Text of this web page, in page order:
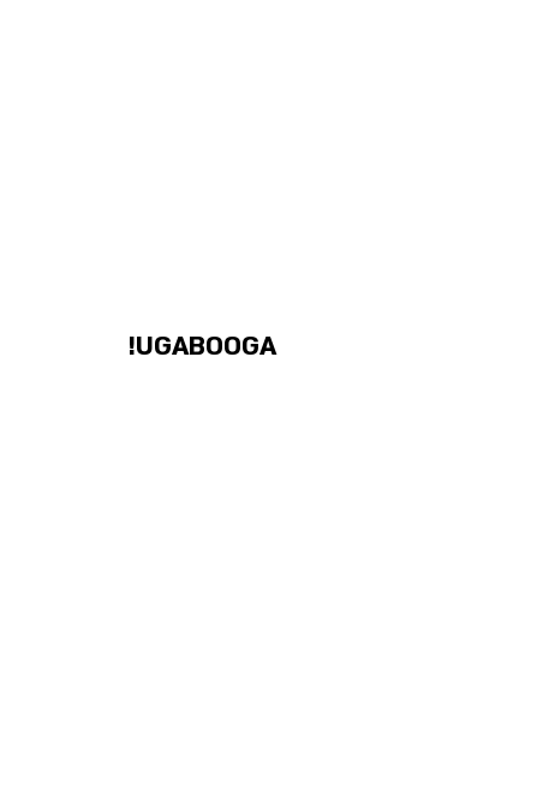
UGABOOGA!